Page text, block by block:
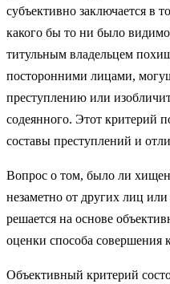
субъективно заключается в
какого бы то ни было
титульным владельцем
посторонними лицами,
преступлению или
содеянного. Этот критерий
составы преступлений и
Вопрос о том, было ли
незаметно от других лиц
решается на основе
оценки способа совершения
Объективный критерий